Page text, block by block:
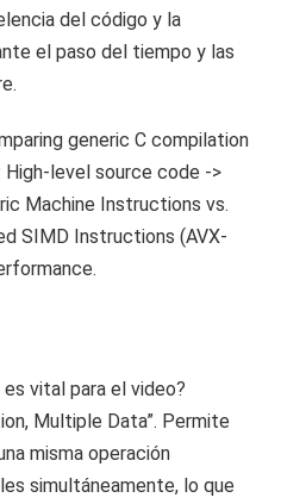
del código y la
el paso del tiempo y las
vital para el video?
Multiple Data”. Permite
misma operación
simultáneamente, lo que